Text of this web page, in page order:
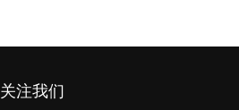
关注我们